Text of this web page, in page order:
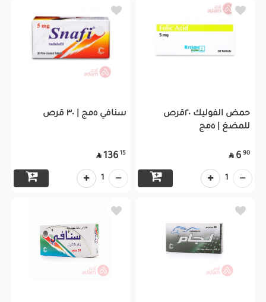
حمض الفوليك ٢٠قرص
للمضغ | ٥مج
90
6

1
سنافي ٥مج | ٣٠ قرص
15
136

1